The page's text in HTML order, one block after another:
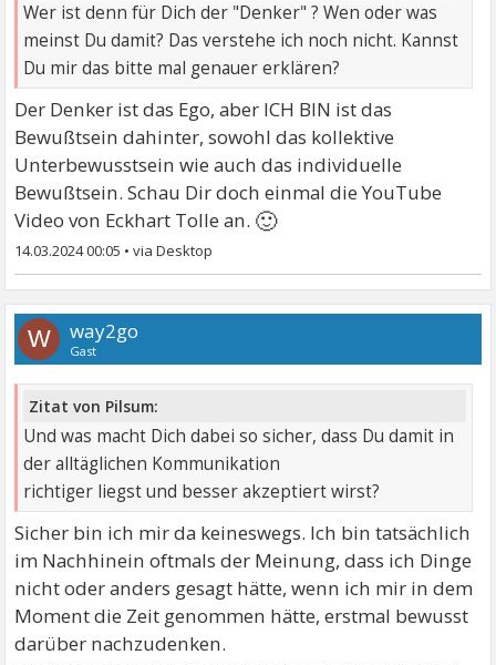
Wer ist denn für Dich der "Denker" ? Wen oder was
meinst Du damit? Das verstehe ich noch nicht. Kannst
Du mir das bitte mal genauer erklären?
Der Denker ist das Ego, aber ICH BIN ist das
Bewußtsein dahinter, sowohl das kollektive
Unterbewusstsein wie auch das individuelle
Bewußtsein. Schau Dir doch einmal die YouTube
Video von Eckhart Tolle an. 🙂
14.03.2024 00:05 •
W way2go
Gast
Zitat von Pilsum:
Und was macht Dich dabei so sicher, dass Du damit in
der alltäglichen Kommunikation
richtiger liegst und besser akzeptiert wirst?
Sicher bin ich mir da keineswegs. Ich bin tatsächlich
im Nachhinein oftmals der Meinung, dass ich Dinge
nicht oder anders gesagt hätte, wenn ich mir in dem
Moment die Zeit genommen hätte, erstmal bewusst
darüber nachzudenken.